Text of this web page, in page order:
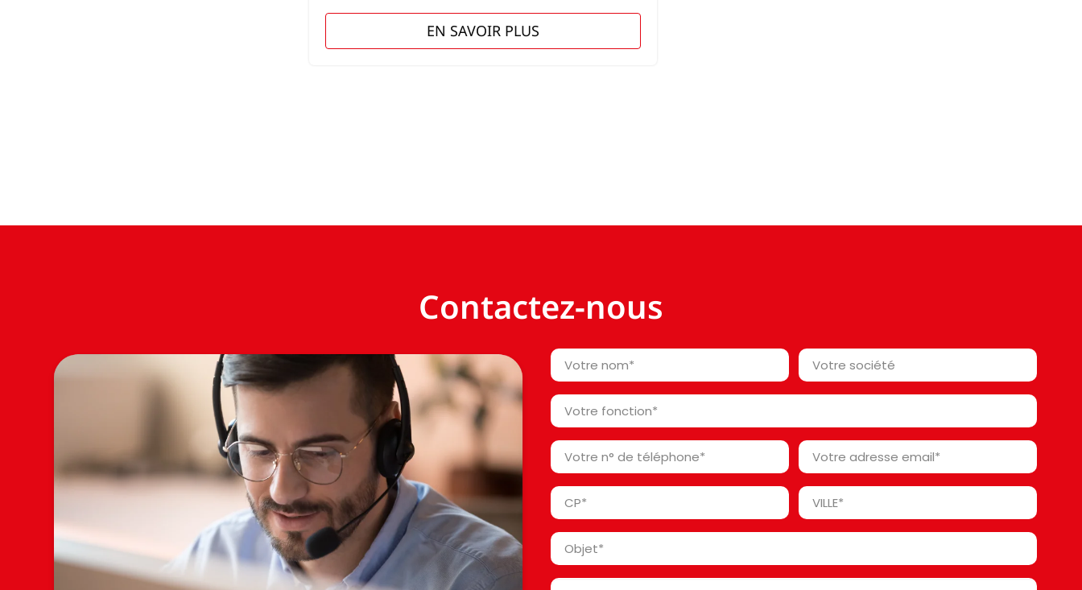
EN SAVOIR PLUS
Contactez-nous
Votre
nom
*
Votre
société*
*
Votre
fonction
*
Votre
n°
de
téléphone
Votre
adresse
email
Code
Postal
*
Ville
*
Objet
*